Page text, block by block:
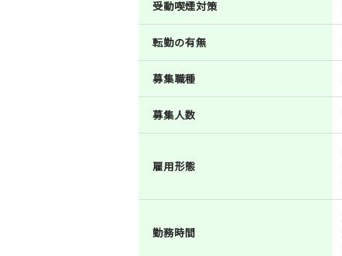
受動喫煙対策
転勤の有無
募集職種
募集人数
雇用形態
勤務時間